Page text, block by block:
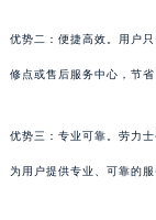
优势二：便捷高效。用户
修点或售后服务中心，节省
优势三：专业可靠。劳力
为用户提供专业、可靠的服